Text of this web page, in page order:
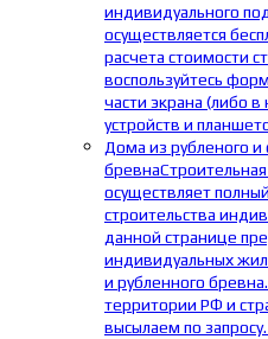
индивидуального
осуществляется
расчета стоимости
воспользуйтесь
части экрана (либо
устройств и
Дома из рубленого
бревна
осуществляет
строительства
данной странице
индивидуальных
и рубленного
территории РФ и
высылаем по